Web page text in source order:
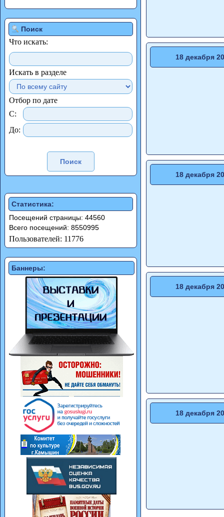
Поиск
Что искать:
Искать в разделе
Отбор по дате
С:
До:
Статистика:
Посещений страницы: 44560
Всего посещений: 8550995
Пользователей: 11776
Баннеры:
18 декабря
18 декабря
18 декабря
18 декабря